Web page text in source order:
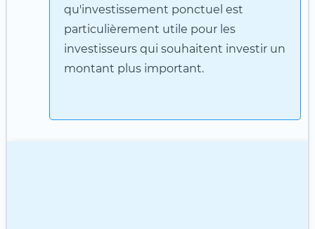
qu'investissement ponctuel est
particulièrement utile pour les
investisseurs qui souhaitent investir un
montant plus important.